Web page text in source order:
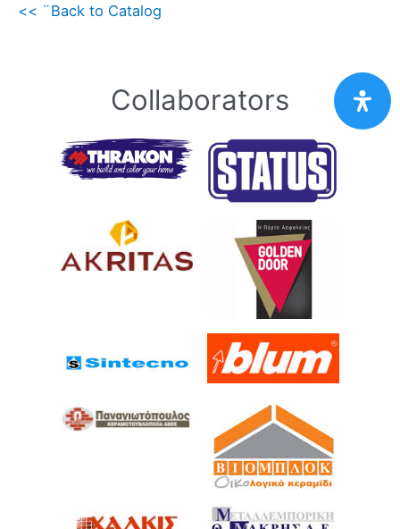
<< ¨Back to Catalog
Collaborators